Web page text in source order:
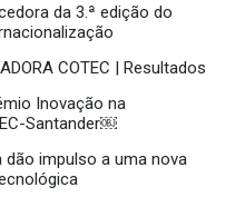
da 3.ª edição do
COTEC | Resultados
Inovação na
Santander￼
dão impulso a uma nova